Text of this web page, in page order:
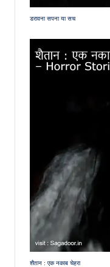
डरावना सपना या सच
शैतान : एक नकाब चेहरा